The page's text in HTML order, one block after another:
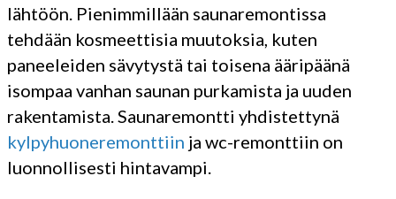
lähtöön. Pienimmillään saunaremontissa
tehdään kosmeettisia muutoksia, kuten
paneeleiden sävytystä tai toisena ääripäänä
isompaa vanhan saunan purkamista ja uuden
rakentamista. Saunaremontti yhdistettynä
kylpyhuoneremonttiin ja wc-remonttiin on
luonnollisesti hintavampi.